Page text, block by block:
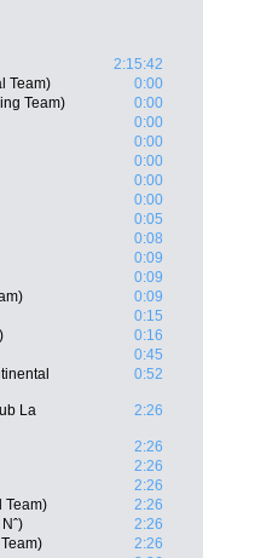
2:15:42
Team)
0:00
Team)
0:00
0:00
0:00
0:00
0:00
0:00
0:05
0:08
0:09
0:09
0:09
0:15
0:16
0:45
0:52
La
2:26
2:26
2:26
2:26
Team)
2:26
2:26
2:26